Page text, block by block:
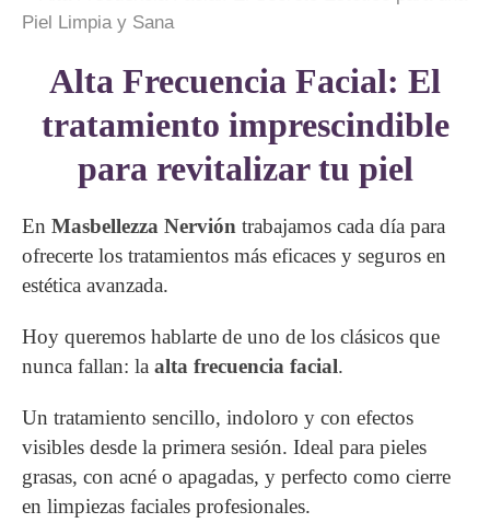
Alta Frecuencia Facial: El
tratamiento imprescindible
para revitalizar tu piel
En Masbellezza Nervión trabajamos cada día para
ofrecerte los tratamientos más eficaces y seguros en
estética avanzada.
Hoy queremos hablarte de uno de los clásicos que
nunca fallan: la alta frecuencia facial.
Un tratamiento sencillo, indoloro y con efectos
visibles desde la primera sesión. Ideal para pieles
grasas, con acné o apagadas, y perfecto como cierre
en limpiezas faciales profesionales.